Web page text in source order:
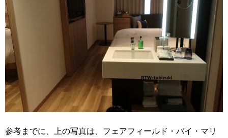
参考までに、上の写真は、フェアフィールド・バイ・マリ